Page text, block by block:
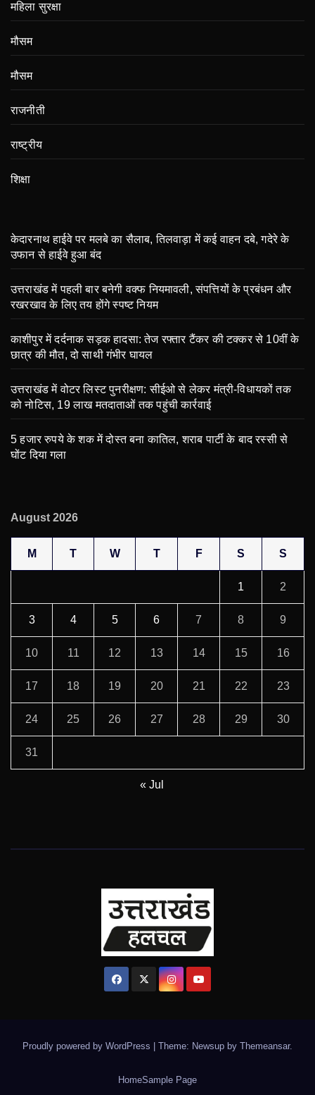
महिला सुरक्षा
मौसम
मौसम
राजनीती
राष्ट्रीय
शिक्षा
केदारनाथ हाईवे पर मलबे का सैलाब, तिलवाड़ा में कई वाहन दबे, गदेरे के
उफान से हाईवे हुआ बंद
उत्तराखंड में पहली बार बनेगी वक्फ नियमावली, संपत्तियों के प्रबंधन और
रखरखाव के लिए तय होंगे स्पष्ट नियम
काशीपुर में दर्दनाक सड़क हादसा: तेज रफ्तार टैंकर की टक्कर से 10वीं के
छात्र की मौत, दो साथी गंभीर घायल
उत्तराखंड में वोटर लिस्ट पुनरीक्षण: सीईओ से लेकर मंत्री-विधायकों तक
को नोटिस, 19 लाख मतदाताओं तक पहुंची कार्रवाई
5 हजार रुपये के शक में दोस्त बना कातिल, शराब पार्टी के बाद रस्सी से
घोंट दिया गला
August 2026
M T W T F S S
1 2
3 4 5 6 7 8 9
10 11 12 13 14 15 16
17 18 19 20 21 22 23
24 25 26 27 28 29 30
31
« Jul
Proudly powered by WordPress Theme: Newsup by Themeansar.
HomeSample Page